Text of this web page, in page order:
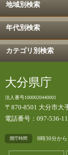
地域別検索
年代別検索
カテゴリ別検索
大分県庁
法人番号1000020440001
〒870-8501 大分市大
電話番号：097-536-
開庁時間 8時30分か